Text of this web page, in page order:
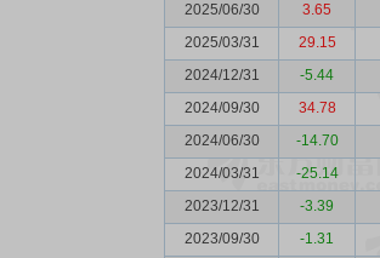
2025/06/30
3.65
2025/03/31
29.15
2024/12/31
-5.44
2024/09/30
34.78
2024/06/30
-14.70
2024/03/31
-25.14
2023/12/31
-3.39
2023/09/30
-1.31